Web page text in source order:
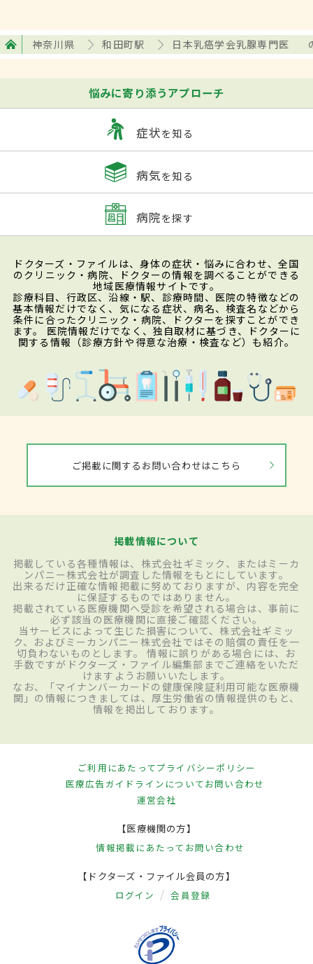
神奈川県 和田町駅 日本乳癌学会乳腺専門医
悩みに寄り添うアプローチ
症状を知る
病気を知る
病院を探す
ドクターズ・ファイルは、身体の症状・悩みに合わせ、全国
のクリニック・病院、ドクターの情報を調べることができる
地域医療情報サイトです。
診療科目、行政区、沿線・駅、診療時間、医院の特徴などの
基本情報だけでなく、気になる症状、病名、検査名などから
条件に合ったクリニック・病院、ドクターを探すことができ
ます。 医院情報だけでなく、独自取材に基づき、ドクターに
関する情報（診療方針や得意な治療・検査など）も紹介。
ご掲載に関するお問い合わせはこちら
掲載情報について
掲載している各種情報は、株式会社ギミック、またはミーカ
ンパニー株式会社が調査した情報をもとにしています。
出来るだけ正確な情報掲載に努めておりますが、内容を完全
に保証するものではありません。
掲載されている医療機関へ受診を希望される場合は、事前に
必ず該当の医療機関に直接ご確認ください。
当サービスによって生じた損害について、株式会社ギミッ
ク、およびミーカンパニー株式会社ではその賠償の責任を一
切負わないものとします。 情報に誤りがある場合には、お
手数ですがドクターズ・ファイル編集部までご連絡をいただ
けますようお願いいたします。
なお、「マイナンバーカードの健康保険証利用可能な医療機
関」の情報につきましては、厚生労働省の情報提供のもと、
情報を掲出しております。
ご利用にあたってプライバシーポリシー
医療広告ガイドラインについてお問い合わせ
運営会社
【医療機関の方】
情報掲載にあたって お問い合わせ
【ドクターズ・ファイル会員の方】
ログイン 会員登録